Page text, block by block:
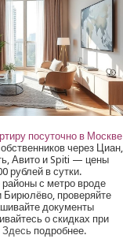
посуточно в Москве
через Циан,
Авито и Spiti — цены
рублей в сутки.
с метро вроде
проверяйте
документы
о скидках при
Здесьподробнее.